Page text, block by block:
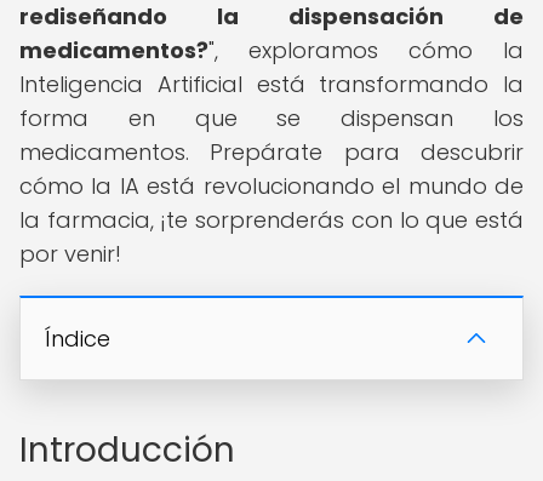
rediseñando la dispensación de
medicamentos?", exploramos cómo la
Inteligencia Artificial está transformando la
forma en que se dispensan los
medicamentos. Prepárate para descubrir
cómo la IA está revolucionando el mundo de
la farmacia, ¡te sorprenderás con lo que está
por venir!
Índice
Introducción